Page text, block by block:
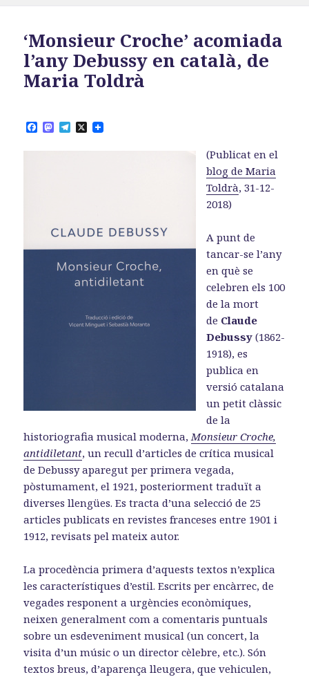
‘Monsieur Croche’ acomiada
l’any Debussy en català, de
Maria Toldrà
F
a
M
a
T
e
X
(Publicat en el
blog de Maria
Toldrà, 31-12-
2018)
A punt de
tancar-se l’any
en què se
celebren els 100
de la mort
de Claude
Debussy (1862-
1918), es
publica en
versió catalana
un petit clàssic
de la
historiografia musical moderna, Monsieur Croche,
antidiletant, un recull d’articles de crítica musical
de Debussy aparegut per primera vegada,
pòstumament, el 1921, posteriorment traduït a
diverses llengües. Es tracta d’una selecció de 25
articles publicats en revistes franceses entre 1901 i
1912, revisats pel mateix autor.
La procedència primera d’aquests textos n’explica
les característiques d’estil. Escrits per encàrrec, de
vegades responent a urgències econòmiques,
neixen generalment com a comentaris puntuals
sobre un esdeveniment musical (un concert, la
visita d’un músic o un director cèlebre, etc.). Són
textos breus, d’aparença lleugera, que vehiculen,